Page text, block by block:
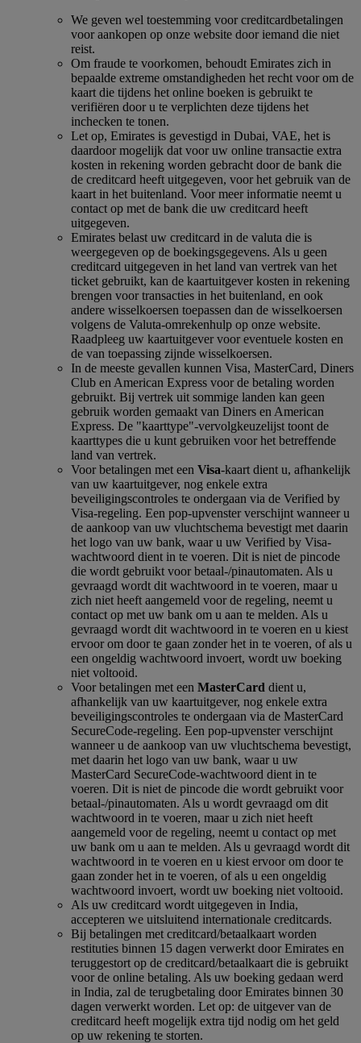
We geven wel toestemming voor creditcardbetalingen
voor aankopen op onze website door iemand die niet
reist.
Om fraude te voorkomen, behoudt Emirates zich in
bepaalde extreme omstandigheden het recht voor om de
kaart die tijdens het online boeken is gebruikt te
verifiëren door u te verplichten deze tijdens het
inchecken te tonen.
Let op, Emirates is gevestigd in Dubai, VAE, het is
daardoor mogelijk dat voor uw online transactie extra
kosten in rekening worden gebracht door de bank die
de creditcard heeft uitgegeven, voor het gebruik van de
kaart in het buitenland. Voor meer informatie neemt u
contact op met de bank die uw creditcard heeft
uitgegeven.
Emirates belast uw creditcard in de valuta die is
weergegeven op de boekingsgegevens. Als u geen
creditcard uitgegeven in het land van vertrek van het
ticket gebruikt, kan de kaartuitgever kosten in rekening
brengen voor transacties in het buitenland, en ook
andere wisselkoersen toepassen dan de wisselkoersen
volgens de Valuta-omrekenhulp op onze website.
Raadpleeg uw kaartuitgever voor eventuele kosten en
de van toepassing zijnde wisselkoersen.
In de meeste gevallen kunnen Visa, MasterCard, Diners
Club en American Express voor de betaling worden
gebruikt. Bij vertrek uit sommige landen kan geen
gebruik worden gemaakt van Diners en American
Express. De "kaarttype"-vervolgkeuzelijst toont de
kaarttypes die u kunt gebruiken voor het betreffende
land van vertrek.
Voor betalingen met een Visa-kaart dient u, afhankelijk
van uw kaartuitgever, nog enkele extra
beveiligingscontroles te ondergaan via de Verified by
Visa-regeling. Een pop-upvenster verschijnt wanneer u
de aankoop van uw vluchtschema bevestigt met daarin
het logo van uw bank, waar u uw Verified by Visa-
wachtwoord dient in te voeren. Dit is niet de pincode
die wordt gebruikt voor betaal-/pinautomaten. Als u
gevraagd wordt dit wachtwoord in te voeren, maar u
zich niet heeft aangemeld voor de regeling, neemt u
contact op met uw bank om u aan te melden. Als u
gevraagd wordt dit wachtwoord in te voeren en u kiest
ervoor om door te gaan zonder het in te voeren, of als u
een ongeldig wachtwoord invoert, wordt uw boeking
niet voltooid.
Voor betalingen met een MasterCard dient u,
afhankelijk van uw kaartuitgever, nog enkele extra
beveiligingscontroles te ondergaan via de MasterCard
SecureCode-regeling. Een pop-upvenster verschijnt
wanneer u de aankoop van uw vluchtschema bevestigt,
met daarin het logo van uw bank, waar u uw
MasterCard SecureCode-wachtwoord dient in te
voeren. Dit is niet de pincode die wordt gebruikt voor
betaal-/pinautomaten. Als u wordt gevraagd om dit
wachtwoord in te voeren, maar u zich niet heeft
aangemeld voor de regeling, neemt u contact op met
uw bank om u aan te melden. Als u gevraagd wordt dit
wachtwoord in te voeren en u kiest ervoor om door te
gaan zonder het in te voeren, of als u een ongeldig
wachtwoord invoert, wordt uw boeking niet voltooid.
Als uw creditcard wordt uitgegeven in India,
accepteren we uitsluitend internationale creditcards.
Bij betalingen met creditcard/betaalkaart worden
restituties binnen 15 dagen verwerkt door Emirates en
teruggestort op de creditcard/betaalkaart die is gebruikt
voor de online betaling. Als uw boeking gedaan werd
in India, zal de terugbetaling door Emirates binnen 30
dagen verwerkt worden. Let op: de uitgever van de
creditcard heeft mogelijk extra tijd nodig om het geld
op uw rekening te storten.